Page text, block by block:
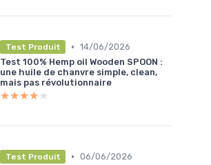
Test Produit • 14/06/2026
Test 100% Hemp oil Wooden SPOON :
une huile de chanvre simple, clean,
mais pas révolutionnaire
★★★★★
★★★★★
Test Produit • 06/06/2026